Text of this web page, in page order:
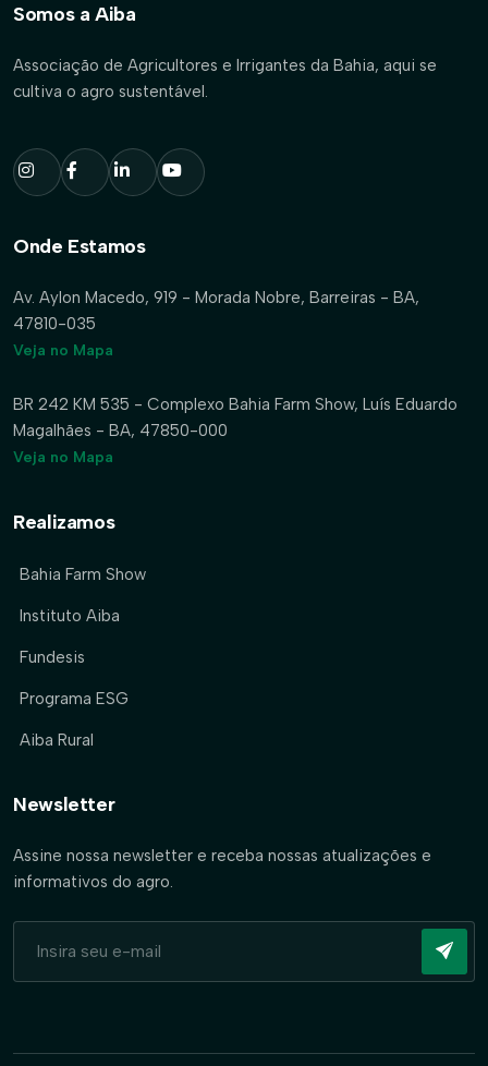
Somos a Aiba
Associação de Agricultores e Irrigantes da Bahia, aqui se
cultiva o agro sustentável.
Onde Estamos
Av. Aylon Macedo, 919 - Morada Nobre, Barreiras - BA,
47810-035
Veja no Mapa
BR 242 KM 535 - Complexo Bahia Farm Show, Luís Eduardo
Magalhães - BA, 47850-000
Veja no Mapa
Realizamos
Bahia Farm Show
Instituto Aiba
Fundesis
Programa ESG
Aiba Rural
Newsletter
Assine nossa newsletter e receba nossas atualizações e
informativos do agro.